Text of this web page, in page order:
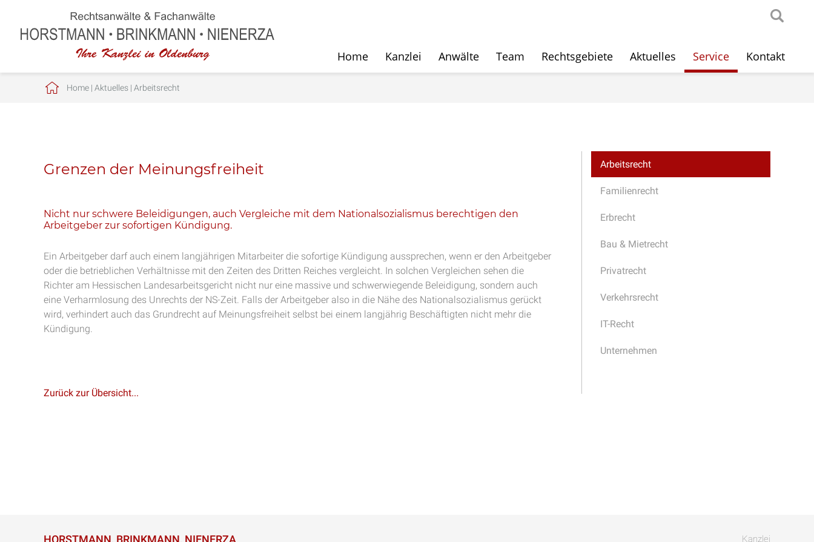
Home Kanzlei Anwälte Team Rechtsgebiete Aktuelles Service Kontakt
Home| Aktuelles| Arbeitsrecht
Arbeitsrecht
Familienrecht
Erbrecht
Bau & Mietrecht
Privatrecht
Verkehrsrecht
IT-Recht
Unternehmen
Grenzen der Meinungsfreiheit
Nicht nur schwere Beleidigungen, auch Vergleiche mit dem Nationalsozialismus berechtigen den
Arbeitgeber zur sofortigen Kündigung.
Ein Arbeitgeber darf auch einem langjährigen Mitarbeiter die sofortige Kündigung aussprechen, wenn er den Arbeitgeber
oder die betrieblichen Verhältnisse mit den Zeiten des Dritten Reiches vergleicht. In solchen Vergleichen sehen die
Richter am Hessischen Landesarbeitsgericht nicht nur eine massive und schwerwiegende Beleidigung, sondern auch
eine Verharmlosung des Unrechts der NS-Zeit. Falls der Arbeitgeber also in die Nähe des Nationalsozialismus gerückt
wird, verhindert auch das Grundrecht auf Meinungsfreiheit selbst bei einem langjährig Beschäftigten nicht mehr die
Kündigung.
Zurück zur Übersicht...
HORSTMANN, BRINKMANN, NIENERZA Kanzlei